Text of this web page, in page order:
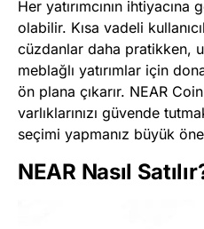
Her yatırımcının
olabilir. Kısa vadeli
cüzdanlar daha pratikken,
meblağlı yatırımlar için
ön plana çıkarır. NEAR
varlıklarınızı güvende
seçimi yapmanız büyük
NEAR Nasıl